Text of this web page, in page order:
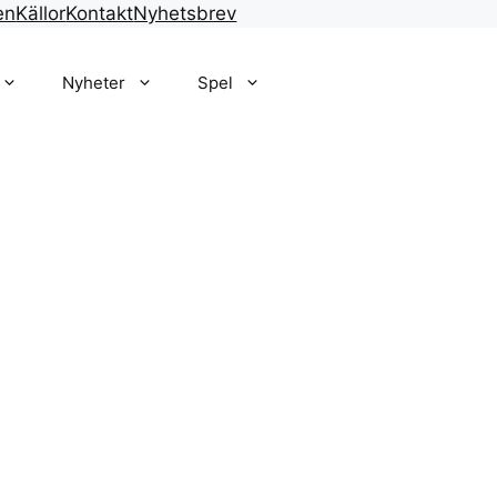
KällorKontaktNyhetsbrev
Nyheter Spel